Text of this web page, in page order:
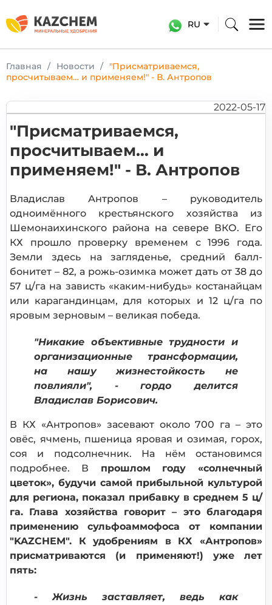
RU
Главная Новости
"Присматриваемся,
просчитываем… и применяем!" - В. Антропов
2022-05-17
"Присматриваемся,
просчитываем… и
применяем!" - В. Антропов
Владислав Антропов – руководитель
одноимённого крестьянского хозяйства из
Шемонаихинского района на севере ВКО. Его
КХ прошло проверку временем с 1996 года.
Земли здесь на загляденье, средний балл-
бонитет – 82, а рожь-озимка может дать от 38 до
57 ц/га на зависть «каким-нибудь» костанайцам
или карагандинцам, для которых и 12 ц/га по
яровым зерновым – великая победа.
"Никакие объективные трудности и
организационные трансформации,
на нашу жизнестойкость не
повлияли", - гордо делится
Владислав Борисович.
В КХ «Антропов» засевают около 700 га – это
овёс, ячмень, пшеница яровая и озимая, горох,
соя и подсолнечник. На нём остановимся
подробнее. В прошлом году «солнечный
цветок», будучи самой прибыльной культурой
для региона, показал прибавку в среднем 5 ц/
га. Глава хозяйства говорит – это благодаря
применению сульфоаммофоса от компании
"KAZCHEM". К удобрениям в КХ «Антропов»
присматриваются (и применяют!) уже лет
пять:
- Жизнь заставляет, ведь как